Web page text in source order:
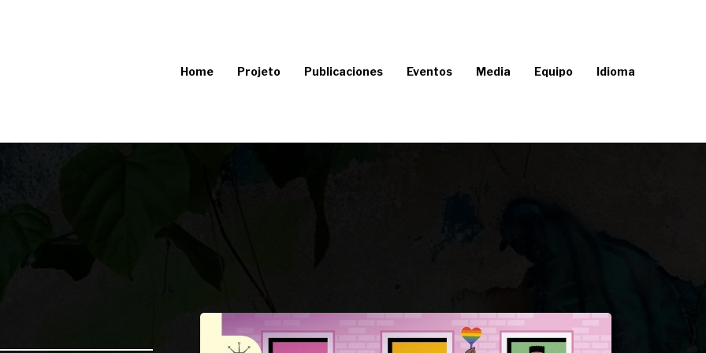
Home Projeto Publicaciones Eventos Media Equipo Idioma